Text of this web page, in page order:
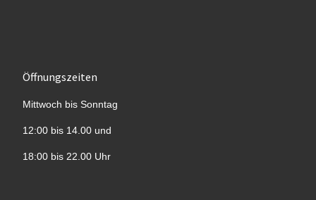
Öffnungszeiten
Mittwoch bis Sonntag
12:00 bis 14.00 und
18:00 bis 22.00 Uhr